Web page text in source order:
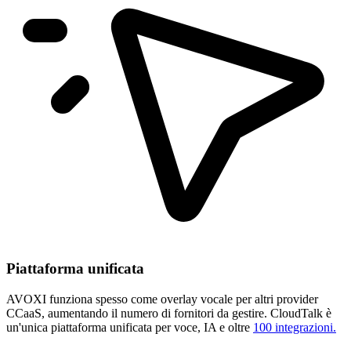
Piattaforma unificata
AVOXI funziona spesso come overlay vocale per altri provider
CCaaS, aumentando il numero di fornitori da gestire. CloudTalk è
un'unica piattaforma unificata per voce, IA e oltre 100 integrazioni.